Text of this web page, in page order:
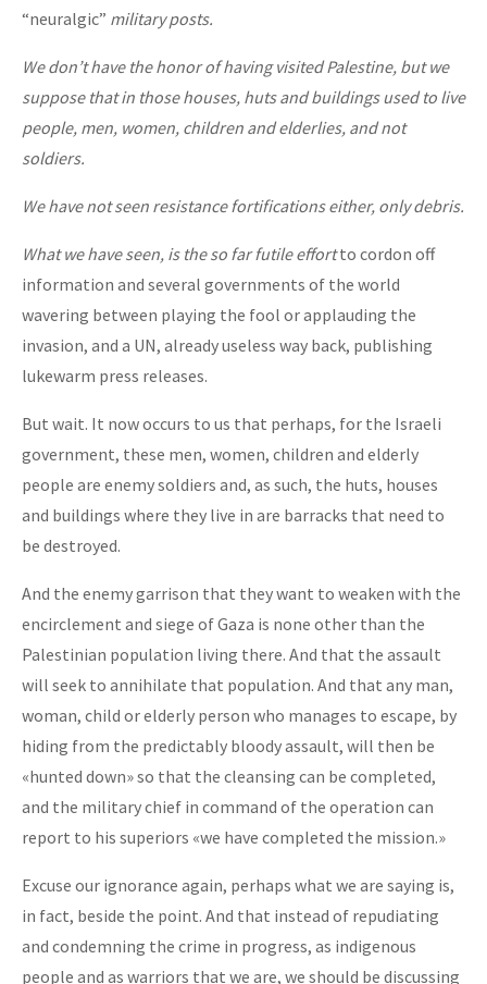
“neuralgic” military posts.
We don’t have the honor of having visited Palestine, but we
suppose that in those houses, huts and buildings used to live
people, men, women, children and elderlies, and not
soldiers.
We have not seen resistance fortifications either, only debris.
What we have seen, is the so far futile effortto cordon off
information and several governments of the world
wavering between playing the fool or applauding the
invasion, and a UN, already useless way back, publishing
lukewarm press releases.
But wait. It now occurs to us that perhaps, for the Israeli
government, these men, women, children and elderly
people are enemy soldiers and, as such, the huts, houses
and buildings where they live in are barracks that need to
be destroyed.
And the enemy garrison that they want to weaken with the
encirclement and siege of Gaza is none other than the
Palestinian population living there. And that the assault
will seek to annihilate that population. And that any man,
woman, child or elderly person who manages to escape, by
hiding from the predictably bloody assault, will then be
«hunted down» so that the cleansing can be completed,
and the military chief in command of the operation can
report to his superiors «we have completed the mission.»
Excuse our ignorance again, perhaps what we are saying is,
in fact, beside the point. And that instead of repudiating
and condemning the crime in progress, as indigenous
people and as warriors that we are, we should be discussing